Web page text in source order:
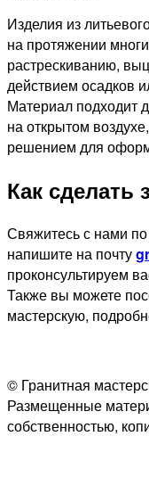
Изделия из
на протяжении
растрескиванию,
действием осадков
Материал подходит
на открытом
решением для
Как сделать
Свяжитесь с нами
напишите на почту
проконсультируем
Также вы можете
мастерскую,
© Гранитная
Размещенные
собственностью,